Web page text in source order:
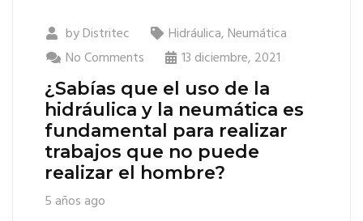
byDistritec Hidráulica,Neumática
No Comments
13 diciembre, 2021
¿Sabías que el uso de la
hidráulica y la neumática es
fundamental para realizar
trabajos que no puede
realizar el hombre?
5 años ago